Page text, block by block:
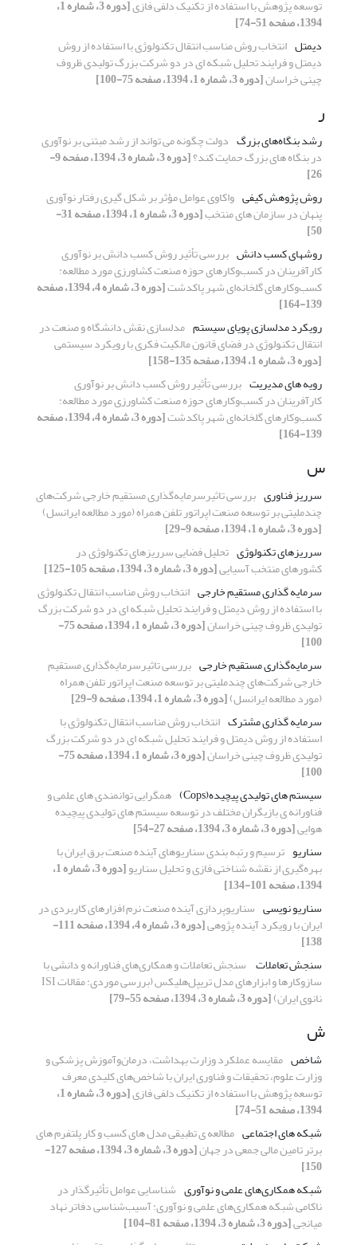
توسعه پژوهش با استفاده از تکنیک دلفی فازی [دوره 3، شماره 1،
1394، صفحه 51-74]
دیمتل انتخاب روش مناسب انتقال تکنولوژی با استفاده از روش
دیمتل و فرایند تحلیل شبکه ای در دو شرکت بزرگ تولیدی ظروف
چینی خراسان[دوره 3، شماره 1، 1394، صفحه 75-100]
ر
رشد بنگاه‌های بزرگ دولت چگونه می تواند از رشد مبتنی بر نوآوری
در بنگاه های بزرگ حمایت کند؟ [دوره 3، شماره 3، 1394، صفحه 9-
26]
روش پژوهش کیفی واکاوی عوامل مؤثر بر شکل گیری رفتار نوآوری
پنهان در سازمان های منتخب [دوره 3، شماره 1، 1394، صفحه 31-
50]
روشهای کسب دانش بررسی تأثیر روش کسب دانش بر نوآوری
کارآفرینان در کسب‌و‌کارهای حوزه صنعت کشاورزی مورد مطالعه:
کسب‌و‌کارهای گلخانه‌ای شهر پاکدشت [دوره 3، شماره 4، 1394، صفحه
139-164]
رویکرد مدلسازی پویای سیستم مدلسازی نقش دانشگاه و صنعت در
انتقال تکنولوژی در فضای قانون مالکیت فکری با رویکرد سیستمی
[دوره 3، شماره 1، 1394، صفحه 135-158]
رویه های مدیریت بررسی تأثیر روش کسب دانش بر نوآوری
کارآفرینان در کسب‌و‌کارهای حوزه صنعت کشاورزی مورد مطالعه:
کسب‌و‌کارهای گلخانه‌ای شهر پاکدشت [دوره 3، شماره 4، 1394، صفحه
139-164]
س
سرریز فناوری بررسی تاثیرسرمایه‌گذاری مستقیم خارجی شرکت‌های
چندملیتی بر توسعه صنعت اپراتور تلفن همراه (مورد مطالعه ایرانسل)
[دوره 3، شماره 1، 1394، صفحه 9-29]
سرریزهای تکنولوژی تحلیل فضایی سرریزهای تکنولوژی در
کشورهای منتخب آسیایی[دوره 3، شماره 3، 1394، صفحه 105-125]
سرمایه گذاری مستقیم خارجی انتخاب روش مناسب انتقال تکنولوژی
با استفاده از روش دیمتل و فرایند تحلیل شبکه ای در دو شرکت بزرگ
تولیدی ظروف چینی خراسان [دوره 3، شماره 1، 1394، صفحه 75-
100]
سرمایه‌گذاری مستقیم خارجی بررسی تاثیرسرمایه‌گذاری مستقیم
خارجی شرکت‌های چندملیتی بر توسعه صنعت اپراتور تلفن همراه
(مورد مطالعه ایرانسل)[دوره 3، شماره 1، 1394، صفحه 9-29]
سرمایه گذاری مشترک انتخاب روش مناسب انتقال تکنولوژی با
استفاده از روش دیمتل و فرایند تحلیل شبکه ای در دو شرکت بزرگ
تولیدی ظروف چینی خراسان [دوره 3، شماره 1، 1394، صفحه 75-
100]
سیستم های تولیدی پیچیده(Cops)
همگرایی توانمندی های علمی و
فناورانه ی بازیگران مختلف در توسعه سیستم های تولیدی پیچیده
هوایی[دوره 3، شماره 3، 1394، صفحه 27-54]
سناریو ترسیم و رتبه بندی سناریوهای آینده صنعت برق ایران با
بهره‌گیری از نقشه شناختی فازی و تحلیل سناریو [دوره 3، شماره 1،
1394، صفحه 101-134]
سناریو نویسی سناریوپردازی آینده صنعت نرم افزارهای کاربردی در
ایران با رویکرد آینده پژوهی [دوره 3، شماره 4، 1394، صفحه 111-
138]
سنجش تعاملات ‏ سنجش تعاملات و همکاری‌های فناورانه و دانشی با
نانوی ایران)‏[دوره 3، شماره 3، 1394، صفحه 55-79]
ش
شاخص مقایسه عملکرد وزارت بهداشت، درمان‌و‌آموزش پزشکی و
وزارت علوم، تحقیقات و فناوری ایران با شاخص‌های کلیدی معرف
توسعه پژوهش با استفاده از تکنیک دلفی فازی [دوره 3، شماره 1،
1394، صفحه 51-74]
شبکه های اجتماعی مطالعه ی تطبیقی مدل های کسب و کار پلتفرم های
برتر تامین مالی جمعی در جهان [دوره 3، شماره 3، 1394، صفحه 127-
150]
شبکه همکاری‌های علمی و نوآوری شناسایی عوامل تأثیرگذار در
ناکامی شبکه همکاری‌های علمی و نوآوری: آسیب‌شناسی دفاتر نهاد
میانجی[دوره 3، شماره 3، 1394، صفحه 81-104]